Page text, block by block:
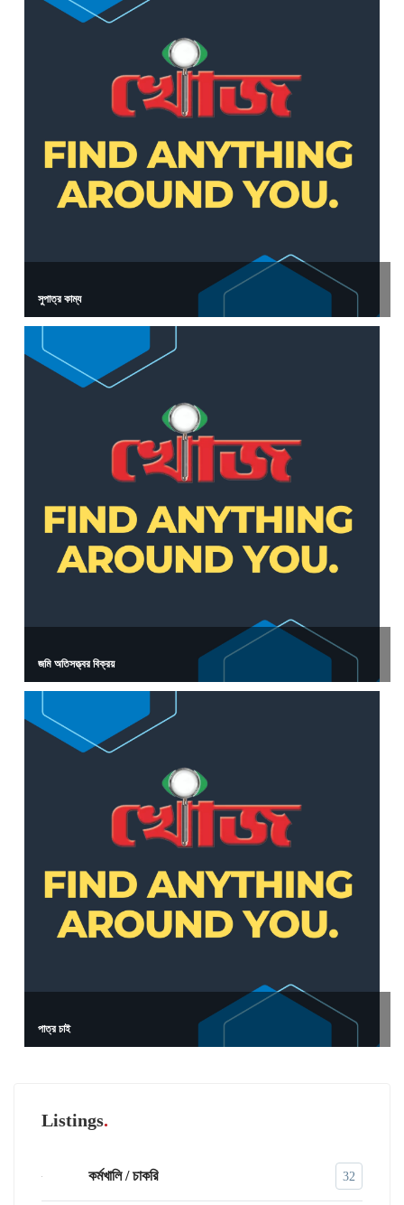
সুপাত্র কাম্য
জমি অতিসত্ত্বর বিক্রয়
পাত্র চাই
Listings
কর্মখালি / চাকরি 32